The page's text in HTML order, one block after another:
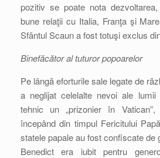
pozitiv se poate nota
bune relaţii cu Italia, Franţa şi
Sfântul Scaun a fost totuşi exclus
Binefăcător al tuturor popoarelor
Pe lângă eforturile sale legate de
a neglijat celelalte nevoi ale
tehnic un „prizonier în
începând din timpul Fericitului
statele papale au fost confiscate de
Benedict era iubit pentru